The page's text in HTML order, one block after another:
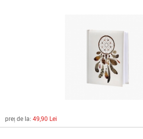
preț de la: 49,90 Lei